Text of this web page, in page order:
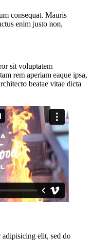
consequat. Mauris
enim justo non,
sit voluptatem
rem aperiam eaque ipsa,
beatae vitae dicta
adipisicing elit, sed do